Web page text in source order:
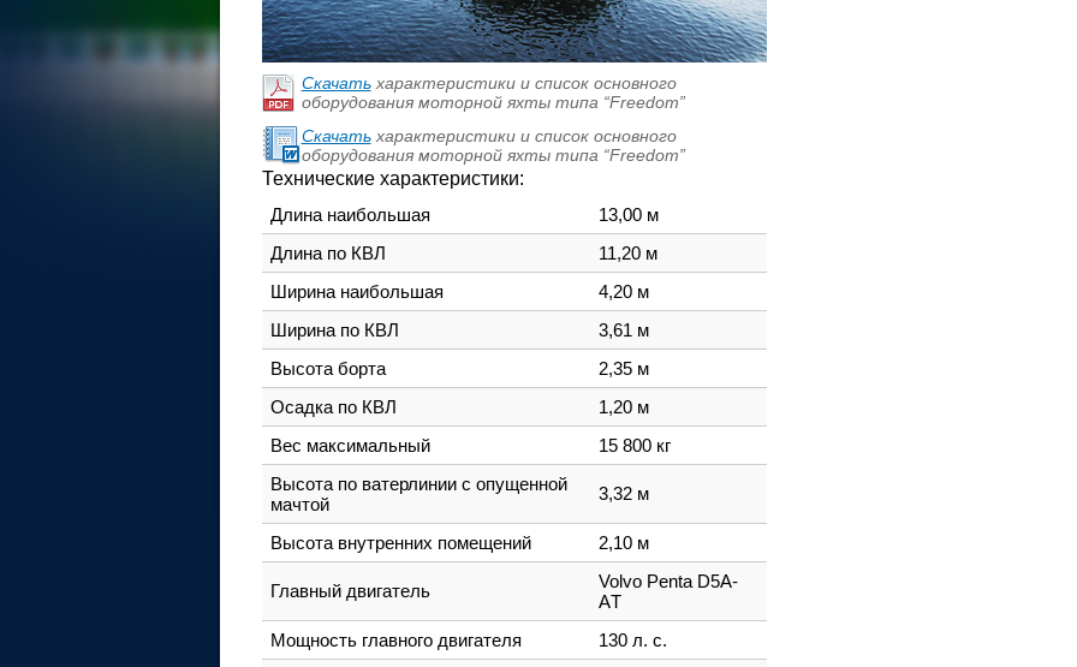
Скачатьхарактеристики и список основного
оборудования моторной яхты типа “Freedom”
Скачатьхарактеристики и список основного
оборудования моторной яхты типа “Freedom”
Технические характеристики:
Длина наибольшая
13,00 м
Длина по КВЛ
11,20 м
Ширина наибольшая
4,20 м
Ширина по КВЛ
3,61 м
Высота борта
2,35 м
Осадка по КВЛ
1,20 м
Вес максимальный
15 800 кг
Высота по ватерлинии с опущенной
мачтой
3,32 м
Высота внутренних помещений 2,10 м
Главный двигатель
Volvo Penta D5A-
АT
Мощность главного двигателя
130 л. с.